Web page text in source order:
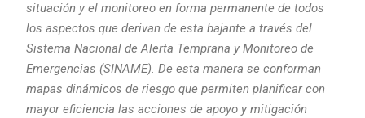
situación y el monitoreo en forma permanente de todos
los aspectos que derivan de esta bajante a través del
Sistema Nacional de Alerta Temprana y Monitoreo de
Emergencias (SINAME). De esta manera se conforman
mapas dinámicos de riesgo que permiten planificar con
mayor eficiencia las acciones de apoyo y mitigación